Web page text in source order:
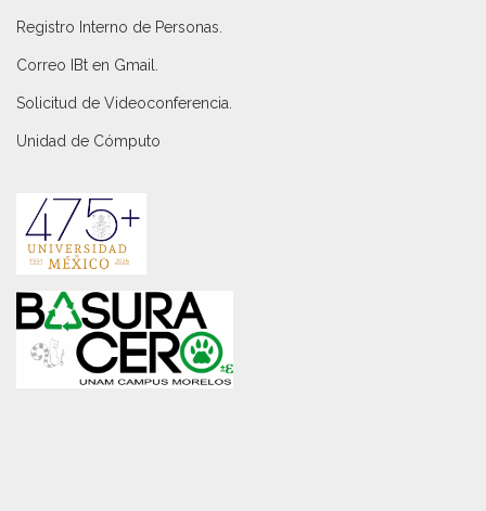
Registro Interno de Personas
Correo IBt en Gmail
Solicitud de Videoconferencia.
Unidad de Cómputo